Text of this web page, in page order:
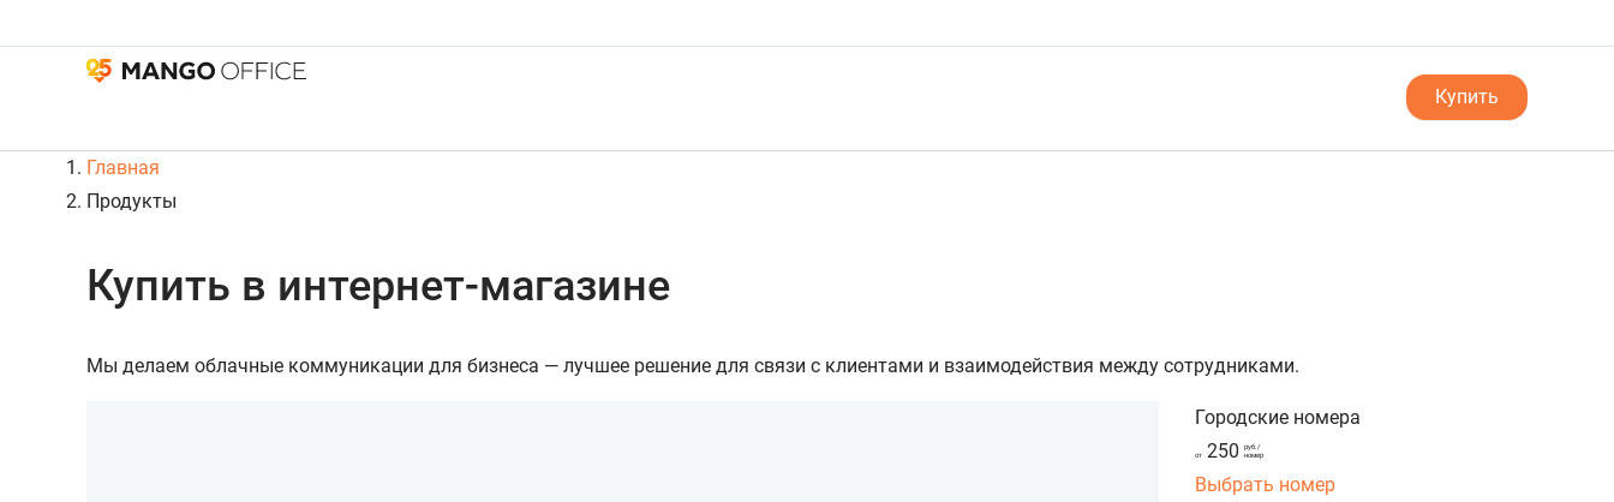
Купить
Главная
Продукты
Купить в интернет-магазине
Мы делаем облачные коммуникации для бизнеса — лучшее решение для связи с клиентами и взаимодействия между сотрудниками.
Городские номера
от250
руб./
номер
Выбрать номер